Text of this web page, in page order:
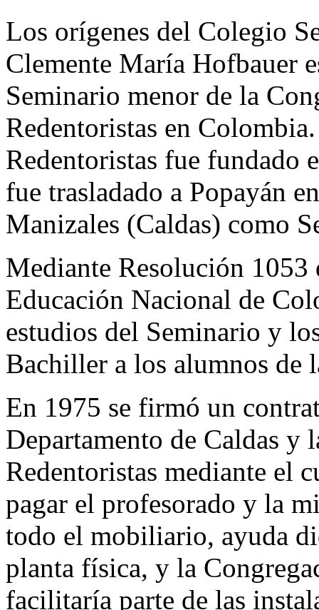
Los orígenes del Colegio
Clemente María Hofbauer
Seminario menor de la
Redentoristas en
Redentoristas fue fundado
fue trasladado a Popayán
Manizales (Caldas) como
Mediante Resolución
Educación Nacional de
estudios del Seminario y
Bachiller a los alumnos de
En 1975 se firmó un
Departamento de Caldas y
Redentoristas mediante el
pagar el profesorado y la
todo el mobiliario, ayuda
planta física, y la
facilitaría parte de las